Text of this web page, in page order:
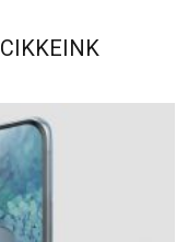
CIKKEINK